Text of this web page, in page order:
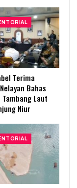
Terima
Bahas
Laut
Niur